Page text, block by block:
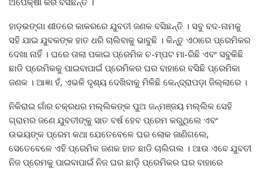
ହାଡ଼ଭଙ୍ଗା ଶୀତରେ କାକରରେ ଯୁବତୀ ଜଣକ ବସିଛନ୍ତି । ସବୁ ବଦ-ନାମକୁ
ସହି ଯାଇ ଯୁବକଙ୍କ ହାତ ଧରି ଚାଲିବାକୁ ଭାବୁଛି । କିନ୍ତୁ ଏଠାରେ ପ୍ରେମିକର
ଦେଖା ନାହିଁ । ଘରେ ତାଲା ପକାଇ ପ୍ରେମିକ ଚ-ମ୍ପଟ ମା-ରିଛି ଏବଂ ସବୁକିଛି
ଛାଡି ପ୍ରେମିକକୁ ପାଇବାପାଇଁ ପ୍ରେମିକର ଘର ବାହାରେ ବସିଛି ପ୍ରେମିକା
ଜଣକ । ଆଜ୍ଞା ହଁ, ଏଭଳି ଦୃଶ୍ୟ ଦେଖିବାକୁ ମିଳିଛି କେନ୍ଦ୍ରାପଡ଼ା ଜିଲ୍ଲାରେ ।
ନିକିରାଇ ଗାଁର ଚକ୍ରଧର ମଲ୍ଲିକଙ୍କ ପୁଅ ଜନ୍ମଞ୍ଜୟ ମଲ୍ଲିକ ସେହି
ଗ୍ରାମର ଜଣେ ଯୁବତୀଙ୍କୁ ସାତ ବର୍ଷ ହେବ ପ୍ରେମ କରୁଥିଲେ ଏବଂ
ଉଭୟଙ୍କ ପ୍ରେମ କଥା ଯେତେବେଳେ ଘର ଲୋକ ଜାଣିଗଲେ,
ସେତେବେଳେ ଏହି ପ୍ରେମିକ ଜଣକ ହାତ ଛାଡି ଚାଲିଗଲ । ଆଉ ଏବେ ଯୁବତୀ
ନିଜ ପ୍ରେମକୁ ପାଇବାପାଇଁ ନିଜ ଘର ଛାଡ଼ି ପ୍ରେମିକର ଘର ବାହାରେ